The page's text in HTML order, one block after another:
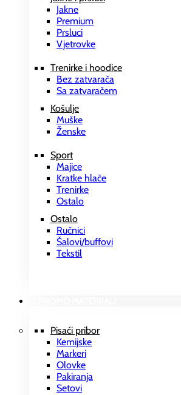
Jakne
Premium
Prsluci
Vjetrovke
Trenirke i hoodice
Bez zatvarača
Sa zatvaračem
Košulje
Muške
Ženske
Sport
Majice
Kratke hlače
Trenirke
Ostalo
Ostalo
Ručnici
Šalovi/buffovi
Tekstil
Pisaći pribor
Kemijske
Markeri
Olovke
Pakiranja
Setovi